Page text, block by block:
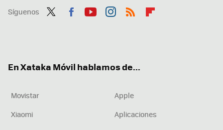
Síguenos
En Xataka Móvil hablamos de...
Movistar
Apple
Xiaomi
Aplicaciones